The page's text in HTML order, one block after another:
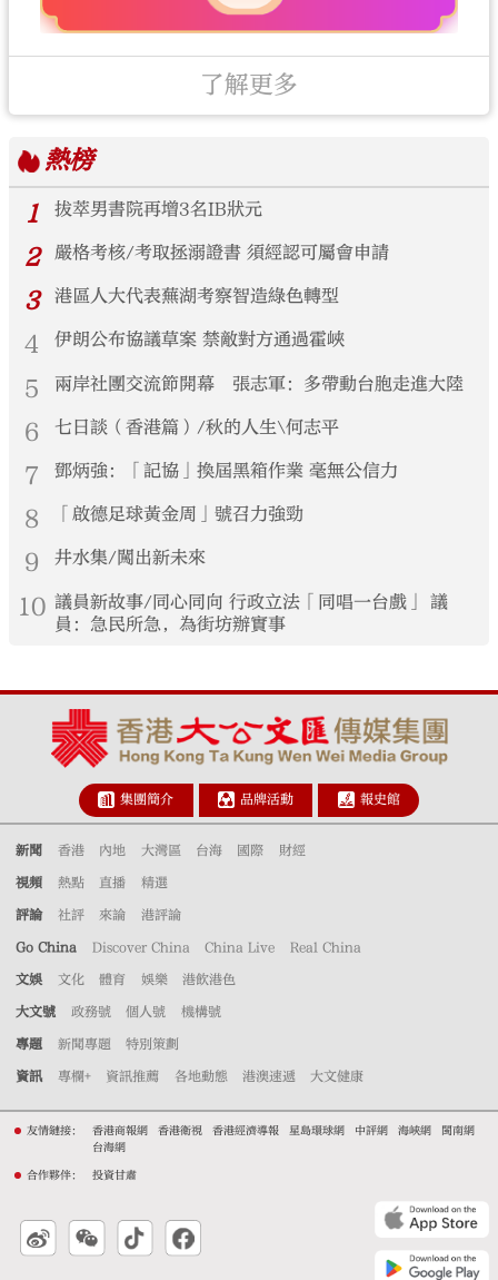
了解更多
熱榜
1
拔萃男書院再增3名IB狀元
2 嚴格考核/考取拯溺證書 須經認可屬會申請
3 港區人大代表蕪湖考察智造綠色轉型
4 伊朗公布協議草案 禁敵對方通過霍峽
5 兩岸社團交流節開幕 張志軍：多帶動台胞走進大陸
6 七日談（香港篇）/秋的人生\何志平
7 鄧炳強：「記協」換屆黑箱作業 毫無公信力
8 「啟德足球黃金周」號召力強勁
9 井水集/闖出新未來
10 議員新故事/同心同向 行政立法「同唱一台戲」 議
員：急民所急，為街坊辦實事
集團簡介 品牌活動 報史館
新聞 香港 內地 大灣區 台海 國際 財經
視頻 熱點 直播 精選
評論 社評 來論 港評論
Go China Discover China China Live Real China
文娛 文化 體育 娛樂 港飲港色
大文號 政務號 個人號 機構號
專題 新聞專題 特別策劃
資訊 專欄+ 資訊推薦 各地動態 港澳速遞 大文健康
友情鏈接： 香港商報網 香港衛視 香港經濟導報 星島環球網 中評網 海峽網
閩南網
台海網
合作夥伴： 投資甘肅